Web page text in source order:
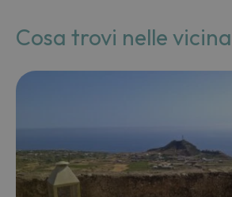
Cosa trovi nelle